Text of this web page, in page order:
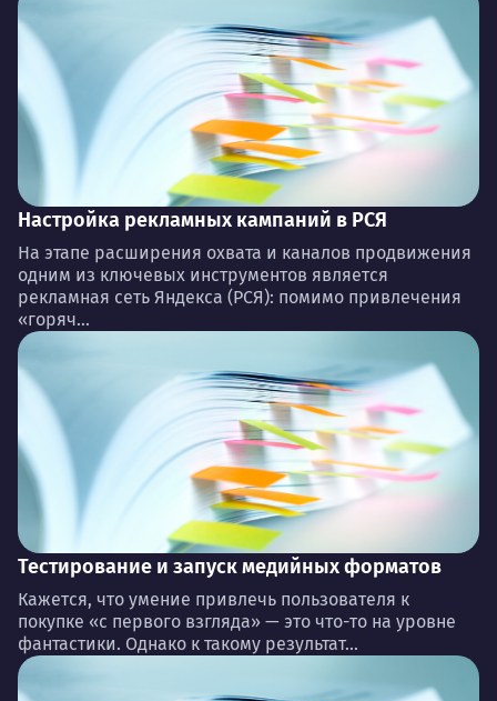
Настройка рекламных кампаний в РСЯ
На этапе расширения охвата и каналов продвижения
одним из ключевых инструментов является
рекламная сеть Яндекса (РСЯ): помимо привлечения
«горяч...
Тестирование и запуск медийных форматов
Кажется, что умение привлечь пользователя к
покупке «с первого взгляда» — это что-то на уровне
фантастики. Однако к такому результат...